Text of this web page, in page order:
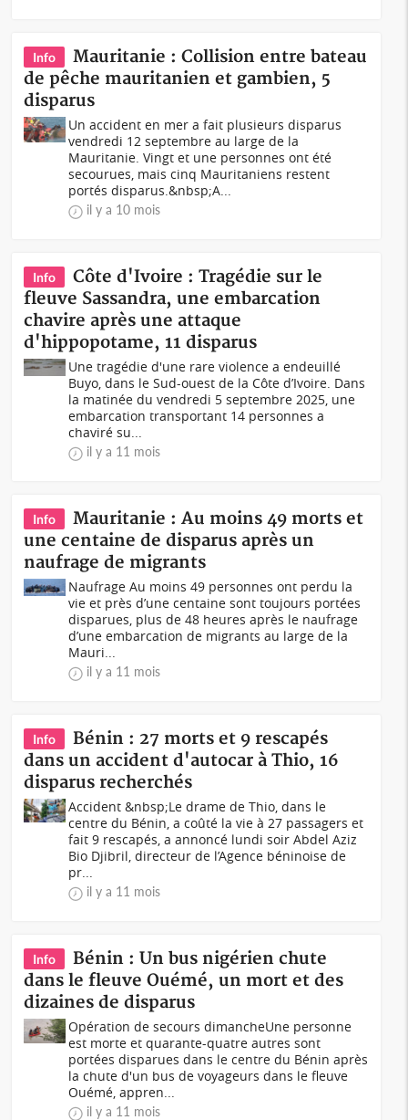
Info
Mauritanie : Collision entre bateau
de pêche mauritanien et gambien, 5
disparus
Un accident en mer a fait plusieurs disparus
vendredi 12 septembre au large de la
Mauritanie. Vingt et une personnes ont été
secourues, mais cinq Mauritaniens restent
portés disparus.&nbsp;A...
il y a 10 mois
Info
Côte d'Ivoire : Tragédie sur le
fleuve Sassandra, une embarcation
chavire après une attaque
d'hippopotame, 11 disparus
Une tragédie d'une rare violence a endeuillé
Buyo, dans le Sud-ouest de la Côte d’Ivoire. Dans
la matinée du vendredi 5 septembre 2025, une
embarcation transportant 14 personnes a
chaviré su...
il y a 11 mois
Info
Mauritanie : Au moins 49 morts et
une centaine de disparus après un
naufrage de migrants
Naufrage Au moins 49 personnes ont perdu la
vie et près d’une centaine sont toujours portées
disparues, plus de 48 heures après le naufrage
d’une embarcation de migrants au large de la
Mauri...
il y a 11 mois
Info
Bénin : 27 morts et 9 rescapés
dans un accident d'autocar à Thio, 16
disparus recherchés
Accident &nbsp;Le drame de Thio, dans le
centre du Bénin, a coûté la vie à 27 passagers et
fait 9 rescapés, a annoncé lundi soir Abdel Aziz
Bio Djibril, directeur de l’Agence béninoise de
pr...
il y a 11 mois
Info
Bénin : Un bus nigérien chute
dans le fleuve Ouémé, un mort et des
dizaines de disparus
Opération de secours dimancheUne personne
est morte et quarante-quatre autres sont
portées disparues dans le centre du Bénin après
la chute d'un bus de voyageurs dans le fleuve
Ouémé, appren...
il y a 11 mois